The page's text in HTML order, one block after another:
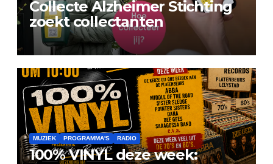
Collecte Alzheimer Stichting
zoekt collectanten
MUZIEK PROGRAMMA'S RADIO
100% VINYL deze week: